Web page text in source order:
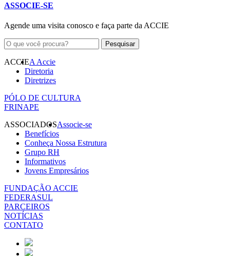
ASSOCIE-SE
Agende uma visita conosco e faça parte da ACCIE
ACCIEA Accie
Diretoria
Diretrizes
PÓLO DE CULTURA
FRINAPE
ASSOCIADOSAssocie-se
Benefícios
Conheça Nossa Estrutura
Grupo RH
Informativos
Jovens Empresários
FUNDAÇÃO ACCIE
FEDERASUL
PARCEIROS
NOTÍCIAS
CONTATO